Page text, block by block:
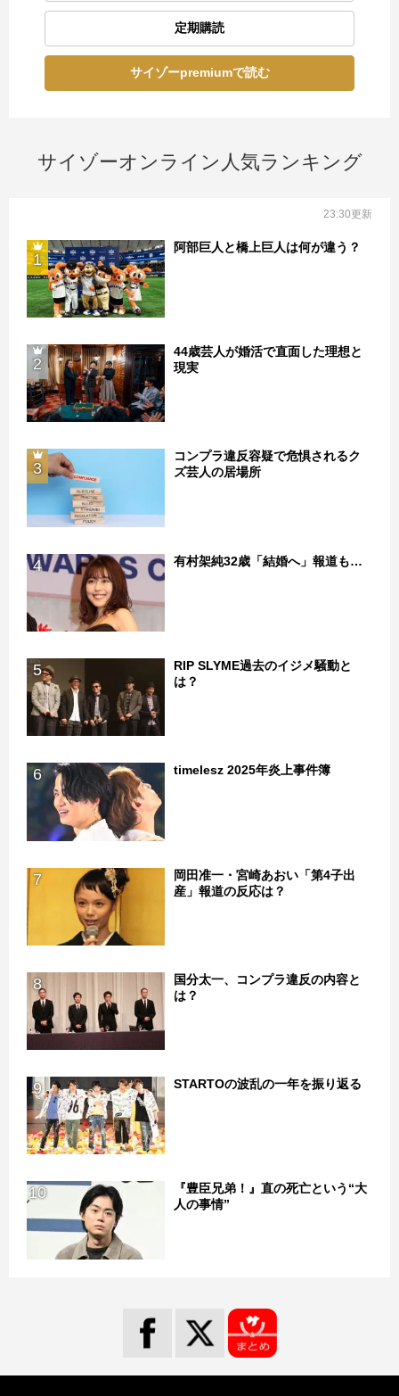
定期購読
サイゾーpremiumで読む
サイゾーオンライン人気ランキング
23:30更新
1
阿部巨人と橋上巨人は何が違う？
2
44歳芸人が婚活で直面した理想と
現実
3
コンプラ違反容疑で危惧されるク
ズ芸人の居場所
4 有村架純32歳「結婚へ」報道も…
5
RIP SLYME過去のイジメ騒動と
は？
6 timelesz 2025年炎上事件簿
7
岡田准一・宮崎あおい「第4子出
産」報道の反応は？
8
国分太一、コンプラ違反の内容と
は？
9 STARTOの波乱の一年を振り返る
10
『豊臣兄弟！』直の死亡という“大
人の事情”